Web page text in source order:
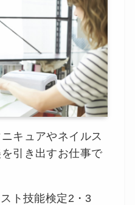
キュアやネイルス
引き出すお仕事で
ト技能検定2・3